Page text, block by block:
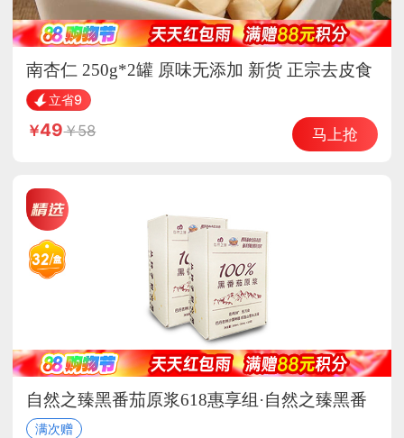
南杏仁 250g*2罐 原味无添加 新货 正宗去皮食
用 立省9
49 58 马上抢
自然之臻黑番茄原浆618惠享组·自然之臻黑番
茄原浆
满次赠